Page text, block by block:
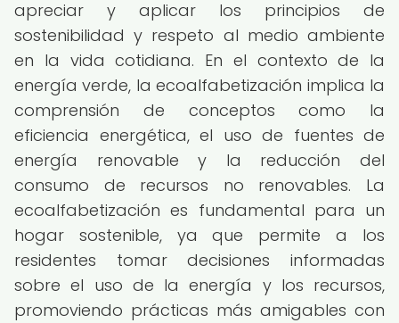
apreciar y aplicar los principios de
sostenibilidad y respeto al medio ambiente
en la vida cotidiana. En el contexto de la
energía verde, la ecoalfabetización implica la
comprensión de conceptos como la
eficiencia energética, el uso de fuentes de
energía renovable y la reducción del
consumo de recursos no renovables. La
ecoalfabetización es fundamental para un
hogar sostenible, ya que permite a los
residentes tomar decisiones informadas
sobre el uso de la energía y los recursos,
promoviendo prácticas más amigables con